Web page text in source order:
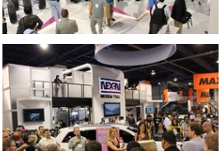
2013 美国拉斯维加斯改装车零配件展览会
关